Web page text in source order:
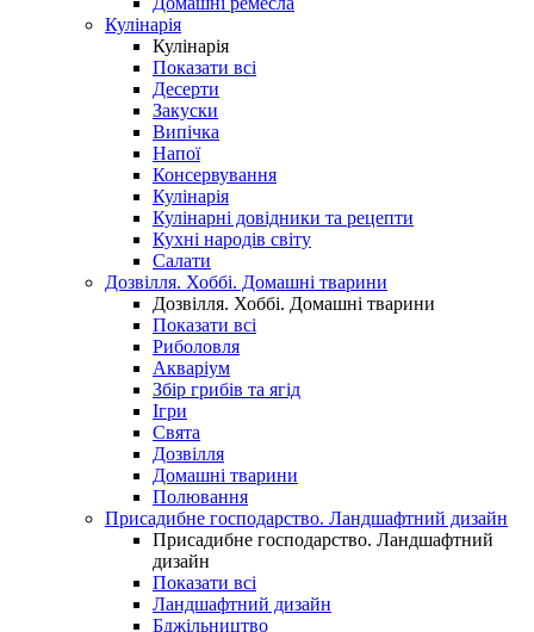
Кулінарія
Кулінарія
Показати всі
Десерти
Закуски
Випічка
Напої
Консервування
Кулінарія
Кулінарні довідники та рецепти
Кухні народів світу
Салати
Дозвілля. Хоббі. Домашні тварини
Дозвілля. Хоббі. Домашні тварини
Показати всі
Риболовля
Акваріум
Збір грибів та ягід
Ігри
Свята
Дозвілля
Домашні тварини
Полювання
Присадибне господарство. Ландшафтний дизайн
Присадибне господарство. Ландшафтний
дизайн
Показати всі
Ландшафтний дизайн
Бджільництво